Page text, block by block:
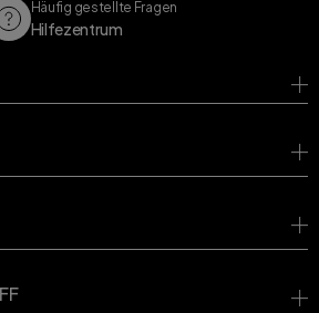
Häufig gestellte Fragen
Hilfezentrum